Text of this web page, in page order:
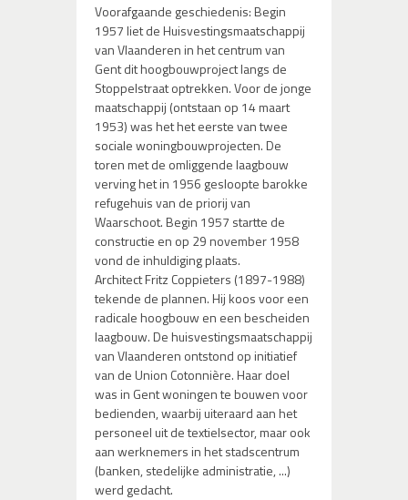
Voorafgaande geschiedenis: Begin
1957 liet de Huisvestingsmaatschappij
van Vlaanderen in het centrum van
Gent dit hoogbouwproject langs de
Stoppelstraat optrekken. Voor de jonge
maatschappij (ontstaan op 14 maart
1953) was het het eerste van twee
sociale woningbouwprojecten. De
toren met de omliggende laagbouw
verving het in 1956 gesloopte barokke
refugehuis van de priorij van
Waarschoot. Begin 1957 startte de
constructie en op 29 november 1958
vond de inhuldiging plaats.
Architect Fritz Coppieters (1897-1988)
tekende de plannen. Hij koos voor een
radicale hoogbouw en een bescheiden
laagbouw. De huisvestingsmaatschappij
van Vlaanderen ontstond op initiatief
van de Union Cotonnière. Haar doel
was in Gent woningen te bouwen voor
bedienden, waarbij uiteraard aan het
personeel uit de textielsector, maar ook
aan werknemers in het stadscentrum
(banken, stedelijke administratie, ...)
werd gedacht.